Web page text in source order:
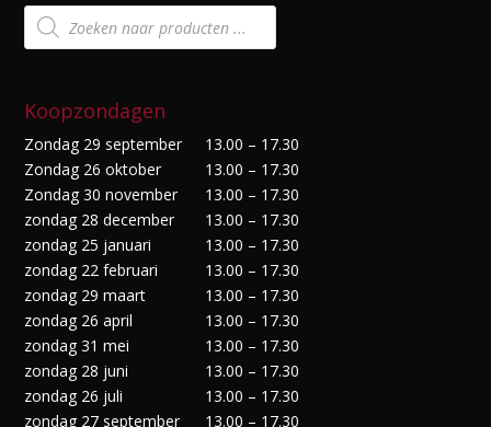
Producten
zoeken
Koopzondagen
Zondag 29 september
13.00 – 17.30
Zondag 26 oktober
13.00 – 17.30
Zondag 30 november
13.00 – 17.30
zondag 28 december
13.00 – 17.30
zondag 25 januari
13.00 – 17.30
zondag 22 februari
13.00 – 17.30
zondag 29 maart
13.00 – 17.30
zondag 26 april
13.00 – 17.30
zondag 31 mei
13.00 – 17.30
zondag 28 juni
13.00 – 17.30
zondag 26 juli
13.00 – 17.30
zondag 27 september
13.00 – 17.30